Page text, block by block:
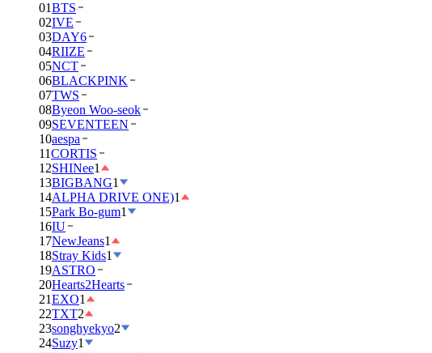
01BTS
02IVE
03DAY6
04RIIZE
05NCT
06BLACKPINK
07TWS
08Byeon Woo-seok
09SEVENTEEN
10aespa
11CORTIS
12SHINee1
13BIGBANG1
14ALPHA DRIVE ONE)1
15Park Bo-gum1
16IU
17NewJeans1
18Stray Kids1
19ASTRO
20Hearts2Hearts
21EXO1
22TXT2
23songhyekyo2
24Suzy1